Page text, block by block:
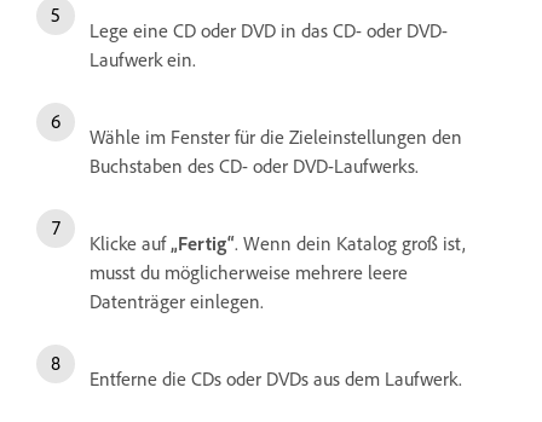
Lege eine CD oder DVD in das CD- oder DVD-
Laufwerk ein.
Wähle im Fenster für die Zieleinstellungen den
Buchstaben des CD- oder DVD-Laufwerks.
Klicke auf „Fertig“. Wenn dein Katalog groß ist,
musst du möglicherweise mehrere leere
Datenträger einlegen.
Entferne die CDs oder DVDs aus dem Laufwerk.